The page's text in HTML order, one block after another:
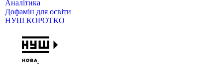
Аналітика
Дофамін для освіти
НУШ КОРОТКО